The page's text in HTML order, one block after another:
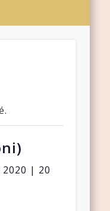
| 20